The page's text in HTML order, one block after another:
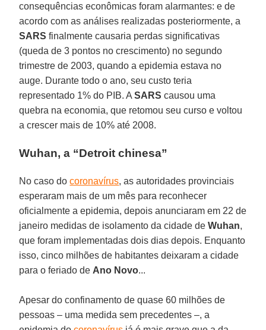
consequências econômicas foram alarmantes: e de
acordo com as análises realizadas posteriormente, a
SARS finalmente causaria perdas significativas
(queda de 3 pontos no crescimento) no segundo
trimestre de 2003, quando a epidemia estava no
auge. Durante todo o ano, seu custo teria
representado 1% do PIB. ASARS causou uma
quebra na economia, que retomou seu curso e voltou
a crescer mais de 10% até 2008.
Wuhan, a “Detroit chinesa”
No caso docoronavírus, as autoridades provinciais
esperaram mais de um mês para reconhecer
oficialmente a epidemia, depois anunciaram em 22 de
janeiro medidas de isolamento da cidade deWuhan,
que foram implementadas dois dias depois. Enquanto
isso, cinco milhões de habitantes deixaram a cidade
para o feriado de Ano Novo...
Apesar do confinamento de quase 60 milhões de
pessoas – uma medida sem precedentes –, a